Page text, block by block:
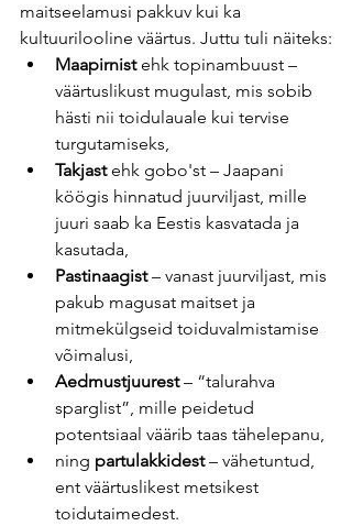
maitseelamusi pakkuv kui ka
kultuurilooline väärtus. Juttu tuli näiteks:
Maapirnist ehk topinambuust –
väärtuslikust mugulast, mis sobib
hästi nii toidulauale kui tervise
turgutamiseks,
Takjast ehk gobo'st – Jaapani
köögis hinnatud juurviljast, mille
juuri saab ka Eestis kasvatada ja
kasutada,
Pastinaagist – vanast juurviljast, mis
pakub magusat maitset ja
mitmekülgseid toiduvalmistamise
võimalusi,
Aedmustjuurest – “talurahva
sparglist”, mille peidetud
potentsiaal väärib taas tähelepanu,
ning partulakkidest – vähetuntud,
ent väärtuslikest metsikest
toidutaimedest.